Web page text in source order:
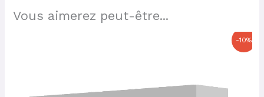
Vous aimerez peut-être...
-10%